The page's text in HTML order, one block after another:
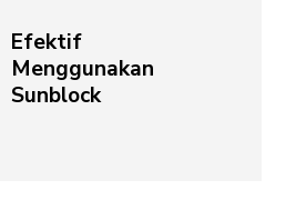
Efektif
Menggunakan
Sunblock